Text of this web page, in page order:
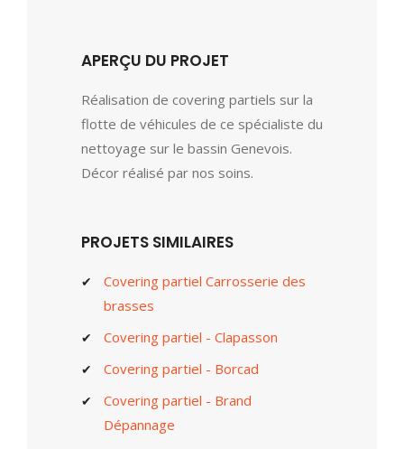
APERÇU DU PROJET
Réalisation de covering partiels sur la
flotte de véhicules de ce spécialiste du
nettoyage sur le bassin Genevois.
Décor réalisé par nos soins.
PROJETS SIMILAIRES
Covering partiel Carrosserie des
brasses
Covering partiel - Clapasson
Covering partiel - Borcad
Covering partiel - Brand
Dépannage